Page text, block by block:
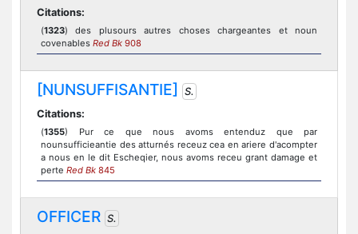
Citations:
(1323) des plusours autres choses chargeantes et noun
covenables Red Bk 908
[NUNSUFFISANTIE]
S.
Citations:
(1355) Pur ce que nous avoms entenduz que par
nounsufficieantie des atturnés receuz cea en ariere d'acompter
a nous en le dit Escheqier, nous avoms receu grant damage et
perte Red Bk 845
OFFICER S.